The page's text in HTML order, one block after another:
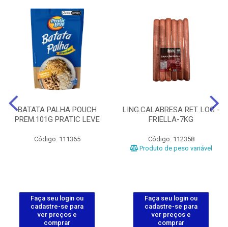
BATATA PALHA POUCH
PREM.101G PRATIC LEVE
Código: 111365
Faça seu login ou
cadastre-se para
ver preços e
comprar
LING.CALABRESA RET. LOG -
FRIELLA-7KG
Código: 112358
Produto de peso variável
Faça seu login ou
cadastre-se para
ver preços e
comprar